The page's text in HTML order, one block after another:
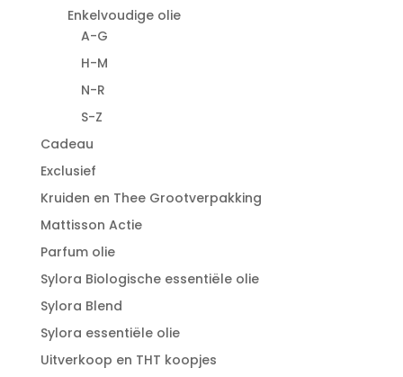
Enkelvoudige olie
A-G
H-M
N-R
S-Z
Cadeau
Exclusief
Kruiden en Thee Grootverpakking
Mattisson Actie
Parfum olie
Sylora Biologische essentiële olie
Sylora Blend
Sylora essentiële olie
Uitverkoop en THT koopjes